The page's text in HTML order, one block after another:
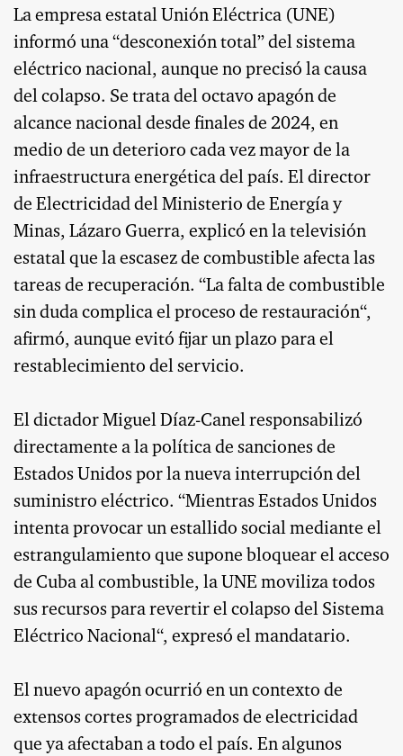
La empresa estatal Unión Eléctrica (UNE)
informó una “desconexión total” del sistema
eléctrico nacional, aunque no precisó la causa
del colapso. Se trata del octavo apagón de
alcance nacional desde finales de 2024, en
medio de un deterioro cada vez mayor de la
infraestructura energética del país. El director
de Electricidad del Ministerio de Energía y
Minas, Lázaro Guerra, explicó en la televisión
estatal que la escasez de combustible afecta las
tareas de recuperación. “La falta de combustible
sin duda complica el proceso de restauración“,
afirmó, aunque evitó fijar un plazo para el
restablecimiento del servicio.
El dictador Miguel Díaz-Canel responsabilizó
directamente a la política de sanciones de
Estados Unidos por la nueva interrupción del
suministro eléctrico. “Mientras Estados Unidos
intenta provocar un estallido social mediante el
estrangulamiento que supone bloquear el acceso
de Cuba al combustible, la UNE moviliza todos
sus recursos para revertir el colapso del Sistema
Eléctrico Nacional“, expresó el mandatario.
El nuevo apagón ocurrió en un contexto de
extensos cortes programados de electricidad
que ya afectaban a todo el país. En algunos